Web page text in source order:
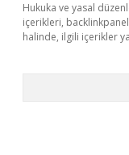
Hukuka ve yasal
içerikleri,
halinde, ilgili içerikler